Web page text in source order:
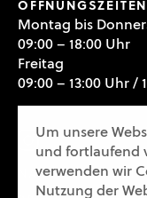
ÖFFNUNGSZEITEN
Montag bis
09:00 – 18:00 Uhr
Freitag
09:00 – 13:00 Uhr /
NACHHALTIGKEIT
Um unsere
und fortlaufend
verwenden wir
Nutzung der